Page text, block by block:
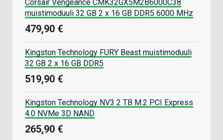
Corsair Vengeance CMK32GX5M2B6000C38
muistimoduuli 32 GB 2 x 16 GB DDR5 6000 MHz
479,90 €
Kingston Technology FURY Beast muistimoduuli
32 GB 2 x 16 GB DDR5
519,90 €
Kingston Technology NV3 2 TB M.2 PCI Express
4.0 NVMe 3D NAND
265,90 €